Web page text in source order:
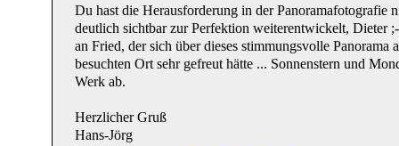
Du hast die Herausforderung in der Panoramafotografie
deutlich sichtbar zur Perfektion weiterentwickelt, Dieter
an Fried, der sich über dieses stimmungsvolle Panorama
besuchten Ort sehr gefreut hätte ... Sonnenstern und
Werk ab.
Herzlicher Gruß
Hans-Jörg